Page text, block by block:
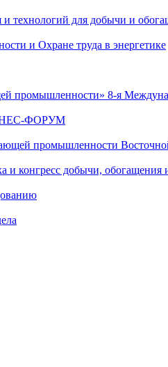
технологий для добычи и
и Охране труда в энергетике
промышленности» 8-я
ФОРУМ
промышленности
конгресс добычи, обогащения